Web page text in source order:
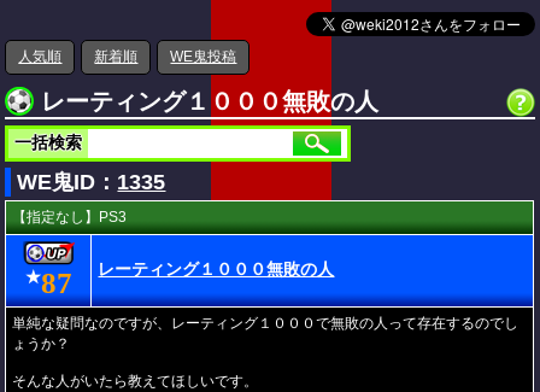
人気順 新着順 WE鬼投稿
レーティング１０００無敗の人
一括検索
WE鬼ID： 1335
【指定なし】PS3
★87 レーティング１０００無敗の人
単純な疑問なのですが、レーティング１０００で無敗の人って存在するのでし
ょうか？
そんな人がいたら教えてほしいです。